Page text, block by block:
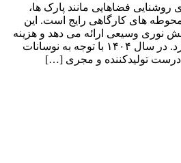
۹ متری برای روشنایی فضاهایی مانند پارک ‌ها،
های کارگاهی رایج است. این
نوری وسیعی ارائه می ‌دهد و هزینه
نصب و نگهداری مناسبی دارد. در سال ۱۴۰۴ با توجه به نوسانات
درست تولیدکننده و مجری […]